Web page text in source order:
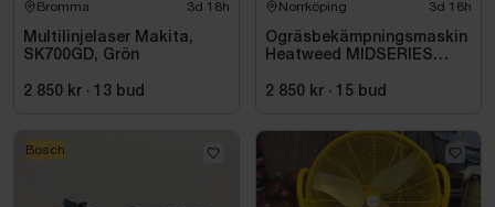
Bromma 3d 18h
Multilinjelaser Makita,
SK700GD, Grön
2 850 kr · 13 bud
Norrköping 3d 18h
Ogräsbekämpningsmaskin
Heatweed MIDSERIES
2 850 kr · 15 bud
Bosch